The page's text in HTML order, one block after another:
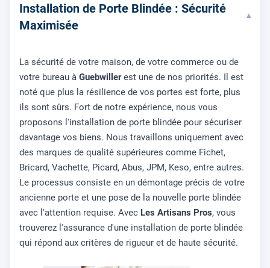
Installation de Porte Blindée : Sécurité
Maximisée
▾
La sécurité de votre maison, de votre commerce ou de
votre bureau à Guebwillerest une de nos priorités. Il est
noté que plus la résilience de vos portes est forte, plus
ils sont sûrs. Fort de notre expérience, nous vous
proposons l'installation de porte blindée pour sécuriser
davantage vos biens. Nous travaillons uniquement avec
des marques de qualité supérieures comme Fichet,
Bricard, Vachette, Picard, Abus, JPM, Keso, entre autres.
Le processus consiste en un démontage précis de votre
ancienne porte et une pose de la nouvelle porte blindée
avec l'attention requise. Avec Les Artisans Pros, vous
trouverez l'assurance d'une installation de porte blindée
qui répond aux critères de rigueur et de haute sécurité.